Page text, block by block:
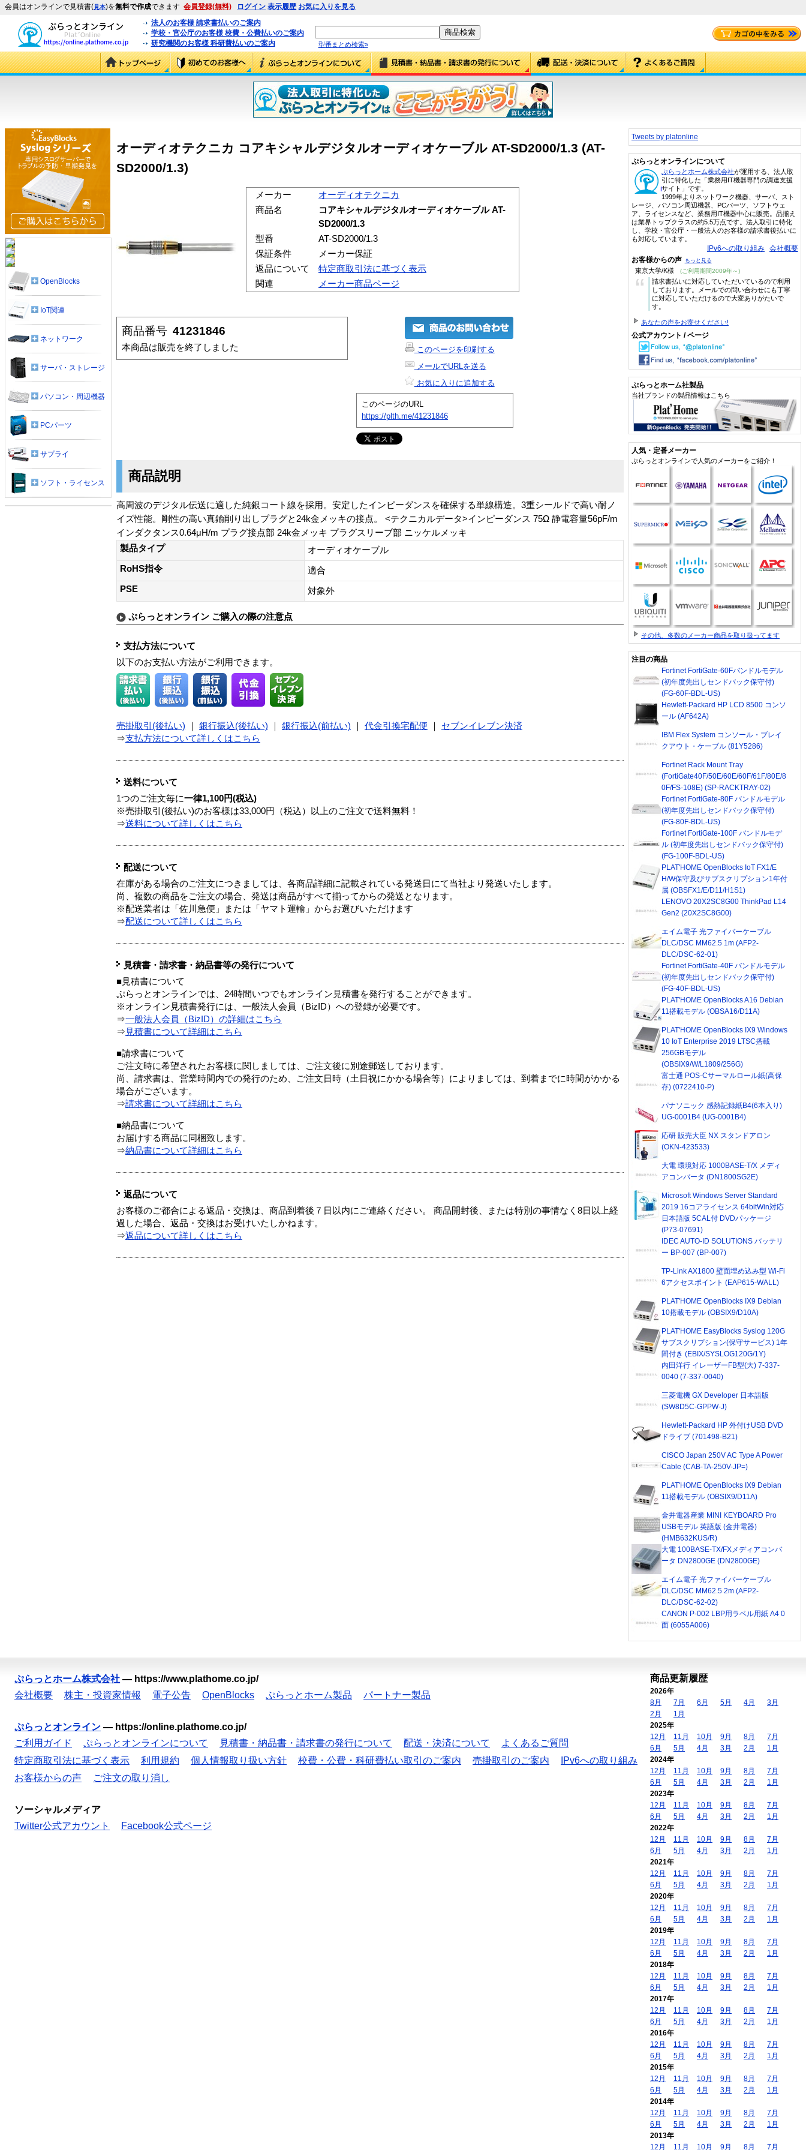
会員はオンラインで見積書(見本)を無料で作成できます 会員登録(無料) ログイン 表示履歴 お気に入りを見る
法人のお客様 請求書払いのご案内
学校・官公庁のお客様 校費・公費払いのご案内
研究機関のお客様 科研費払いのご案内
型番まとめ検索»
オーディオテクニカ コアキシャルデジタルオーディオケーブル AT-SD2000/1.3 (AT-
SD2000/1.3)
メーカー
オーディオテクニカ
商品名
コアキシャルデジタルオーディオケーブル AT-
SD2000/1.3
型番
AT-SD2000/1.3
保証条件
メーカー保証
返品について
特定商取引法に基づく表示
関連
メーカー商品ページ
商品番号 41231846
本商品は販売を終了しました
このページを印刷する
メールでURLを送る
お気に入りに追加する
このページのURL
https://plth.me/41231846
商品説明
高周波のデジタル伝送に適した純銀コート線を採用。安定したインピーダンスを確保する単線構造。3重シールドで高い耐ノ
イズ性能。剛性の高い真鍮削り出しプラグと24k金メッキの接点。 <テクニカルデータ>インピーダンス 75Ω 静電容量56pF/m
インダクタンス0.64μH/m プラグ接点部 24k金メッキ プラグスリーブ部 ニッケルメッキ
製品タイプ
オーディオケーブル
RoHS指令
適合
PSE
対象外
ぷらっとオンライン ご購入の際の注意点
支払方法について
以下のお支払い方法がご利用できます。
売掛取引(後払い) 銀行振込(後払い) 銀行振込(前払い) 代金引換宅配便
セブンイレブン決済
⇒支払方法について詳しくはこちら
送料について
1つのご注文毎に一律1,100円(税込)
※売掛取引(後払い)のお客様は33,000円（税込）以上のご注文で送料無料！
⇒送料について詳しくはこちら
配送について
在庫がある場合のご注文につきましては、各商品詳細に記載されている発送日にて当社より発送いたします。
尚、複数の商品をご注文の場合、発送は商品がすべて揃ってからの発送となります。
※配送業者は「佐川急便」または「ヤマト運輸」からお選びいただけます
⇒配送について詳しくはこちら
見積書・請求書・納品書等の発行について
■見積書について
ぷらっとオンラインでは、24時間いつでもオンライン見積書を発行することができます。
※オンライン見積書発行には、一般法人会員（BizID）への登録が必要です。
⇒一般法人会員（BizID）の詳細はこちら
⇒ 見積書について詳細はこちら
■請求書について
ご注文時に希望されたお客様に関しましては、ご注文後に別途郵送しております。
尚、請求書は、営業時間内での発行のため、ご注文日時（土日祝にかかる場合等）によりましては、到着までに時間がかかる
場合がございます。
⇒請求書について詳細はこちら
■納品書について
お届けする商品に同梱致します。
⇒納品書について詳細はこちら
返品について
お客様のご都合による返品・交換は、商品到着後７日以内にご連絡ください。 商品開封後、または特別の事情なく8日以上経
過した場合、返品・交換はお受けいたしかねます。
⇒返品について詳しくはこちら
OpenBlocks
IoT関連
ネットワーク
サーバ・ストレージ
パソコン・周辺機器
PCパーツ
サプライ
ソフト・ライセンス
Tweets by platonline
ぷらっとオンラインについて
ぷらっとホーム株式会社が運用する、法人取
引に特化した「業務用IT機器専門の調達支援
サイト」です。
1999年よりネットワーク機器、サーバ、スト
レージ、パソコン周辺機器、PCパーツ、ソフトウェ
ア、ライセンスなど、業務用IT機器中心に販売。品揃え
は業界トップクラスの約5.5万点です。法人取引に特化
し、学校・官公庁・一般法人のお客様の請求書後払いに
も対応しています。
IPv6への取り組み 会社概要
お客様からの声 もっと見る
東京大学/K様 (ご利用期間2009年～)
“
請求書払いに対応していただいているので利用
しております。メールでの問い合わせにも丁寧
に対応していただけるので大変ありがたいで
す。
あなたの声をお寄せください!
公式アカウント / ページ
ぷらっとホーム社製品
当社ブランドの製品情報はこちら
人気・定番メーカー
ぷらっとオンラインで人気のメーカーをご紹介！
その他、多数のメーカー商品を取り扱ってます
注目の商品
Fortinet FortiGate-60Fバンドルモデル
(初年度先出しセンドバック保守付)
(FG-60F-BDL-US)
Hewlett-Packard HP LCD 8500 コンソ
ール (AF642A)
IBM Flex System コンソール・ブレイ
クアウト・ケーブル (81Y5286)
Fortinet Rack Mount Tray
(FortiGate40F/50E/60E/60F/61F/80E/8
0F/FS-108E) (SP-RACKTRAY-02)
Fortinet FortiGate-80F バンドルモデル
(初年度先出しセンドバック保守付)
(FG-80F-BDL-US)
Fortinet FortiGate-100F バンドルモデ
ル (初年度先出しセンドバック保守付)
(FG-100F-BDL-US)
PLAT'HOME OpenBlocks IoT FX1/E
H/W保守及びサブスクリプション1年付
属 (OBSFX1/E/D11/H1S1)
LENOVO 20X2SC8G00 ThinkPad L14
Gen2 (20X2SC8G00)
エイム電子 光ファイバーケーブル
DLC/DSC MM62.5 1m (AFP2-
DLC/DSC-62-01)
Fortinet FortiGate-40F バンドルモデル
(初年度先出しセンドバック保守付)
(FG-40F-BDL-US)
PLAT'HOME OpenBlocks A16 Debian
11搭載モデル (OBSA16/D11A)
PLAT'HOME OpenBlocks IX9 Windows
10 IoT Enterprise 2019 LTSC搭載
256GBモデル
(OBSIX9/W/L1809/256G)
富士通 POS-Cサーマルロール紙(高保
存) (0722410-P)
パナソニック 感熱記録紙B4(6本入り)
UG-0001B4 (UG-0001B4)
応研 販売大臣 NX スタンドアロン
(OKN-423533)
大電 環境対応 1000BASE-T/X メディ
アコンバータ (DN1800SG2E)
Microsoft Windows Server Standard
2019 16コアライセンス 64bitWin対応
日本語版 5CAL付 DVDパッケージ
(P73-07691)
IDEC AUTO-ID SOLUTIONS バッテリ
ー BP-007 (BP-007)
TP-Link AX1800 壁面埋め込み型 Wi-Fi
6アクセスポイント (EAP615-WALL)
PLAT'HOME OpenBlocks IX9 Debian
10搭載モデル (OBSIX9/D10A)
PLAT'HOME EasyBlocks Syslog 120G
サブスクリプション(保守サービス) 1年
間付き (EBIX/SYSLOG120G/1Y)
内田洋行 イレーザーFB型(大) 7-337-
0040 (7-337-0040)
三菱電機 GX Developer 日本語版
(SW8D5C-GPPW-J)
Hewlett-Packard HP 外付けUSB DVD
ドライブ (701498-B21)
CISCO Japan 250V AC Type A Power
Cable (CAB-TA-250V-JP=)
PLAT'HOME OpenBlocks IX9 Debian
11搭載モデル (OBSIX9/D11A)
金井電器産業 MINI KEYBOARD Pro
USBモデル 英語版 (金井電器)
(HMB632KUS/R)
大電 100BASE-TX/FXメディアコンバ
ータ DN2800GE (DN2800GE)
エイム電子 光ファイバーケーブル
DLC/DSC MM62.5 2m (AFP2-
DLC/DSC-62-02)
CANON P-002 LBP用ラベル用紙 A4 0
面 (6055A006)
ぷらっとホーム株式会社 — https://www.plathome.co.jp/
会社概要
株主・投資家情報 電子公告 OpenBlocks ぷらっとホーム製品 パートナー製品
ぷらっとオンライン — https://online.plathome.co.jp/
ご利用ガイド
ぷらっとオンラインについて 見積書・納品書・請求書の発行について 配送・決済について
よくあるご質問
特定商取引法に基づく表示
利用規約 個人情報取り扱い方針 校費・公費・科研費払い取引のご案内 売掛取引のご案内
IPv6への取り組み
お客様からの声
ご注文の取り消し
ソーシャルメディア
Twitter公式アカウント
Facebook公式ページ
商品更新履歴
2026年
8月
7月 6月 5月 4月
3月
2月
1月
2025年
12月
11月 10月 9月 8月
7月
6月
5月 4月 3月 2月
1月
2024年
12月
11月 10月 9月 8月
7月
6月
5月 4月 3月 2月
1月
2023年
12月
11月 10月 9月 8月
7月
6月
5月 4月 3月 2月
1月
2022年
12月
11月 10月 9月 8月
7月
6月
5月 4月 3月 2月
1月
2021年
12月
11月 10月 9月 8月
7月
6月
5月 4月 3月 2月
1月
2020年
12月
11月 10月 9月 8月
7月
6月
5月 4月 3月 2月
1月
2019年
12月
11月 10月 9月 8月
7月
6月
5月 4月 3月 2月
1月
2018年
12月
11月 10月 9月 8月
7月
6月
5月 4月 3月 2月
1月
2017年
12月
11月 10月 9月 8月
7月
6月
5月 4月 3月 2月
1月
2016年
12月
11月 10月 9月 8月
7月
6月
5月 4月 3月 2月
1月
2015年
12月
11月 10月 9月 8月
7月
6月
5月 4月 3月 2月
1月
2014年
12月
11月 10月 9月 8月
7月
6月
5月 4月 3月 2月
1月
2013年
12月
11月 10月 9月 8月 7月